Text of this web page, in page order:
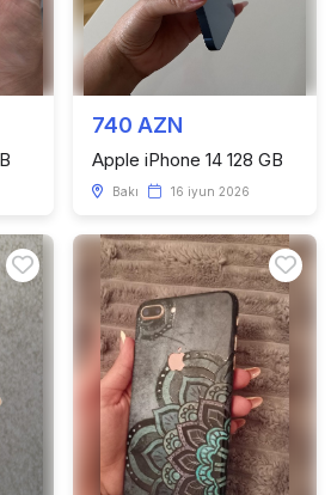
740 AZN
Apple iPhone 14 128 GB
Bakı 16 iyun 2026